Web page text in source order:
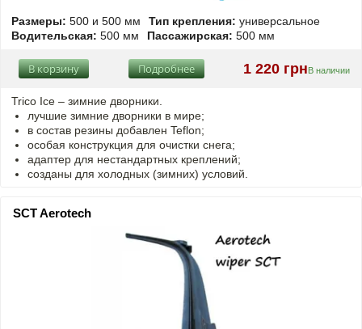
Размеры: 500 и 500 мм Тип крепления: универсальное
Водительская: 500 мм Пассажирская: 500 мм
1 220 грнВ наличии
Подробнее
В корзину
Trico Ice – зимние дворники.
лучшие зимние дворники в мире;
в состав резины добавлен Teflon;
особая конструкция для очистки снега;
адаптер для нестандартных креплений;
созданы для холодных (зимних) условий.
SCT Aerotech